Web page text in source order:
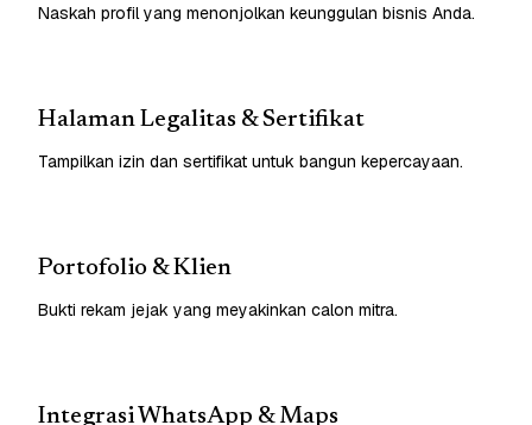
Naskah profil yang menonjolkan keunggulan bisnis Anda.
Halaman Legalitas & Sertifikat
Tampilkan izin dan sertifikat untuk bangun kepercayaan.
Portofolio & Klien
Bukti rekam jejak yang meyakinkan calon mitra.
Integrasi WhatsApp & Maps